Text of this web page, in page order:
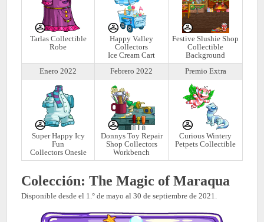
Tarlas Collectible
Robe
Happy Valley
Collectors
Ice Cream Cart
Festive Slushie Shop
Collectible
Background
Enero 2022
Febrero 2022 Premio Extra
Super Happy Icy
Fun
Collectors Onesie
Donnys Toy Repair
Shop Collectors
Workbench
Curious Wintery
Petpets Collectible
Colección: The Magic of Maraqua
Disponible desde el 1.° de mayo al 30 de septiembre de 2021.